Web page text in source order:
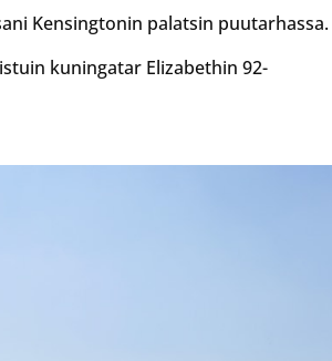
Kensingtonin palatsin puutarhassa.
kuningatar Elizabethin 92-